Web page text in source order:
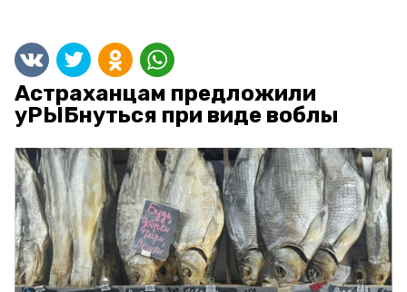
Астраханцам предложили
уРЫБнуться при виде воблы